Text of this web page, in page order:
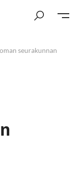
seurakunnan